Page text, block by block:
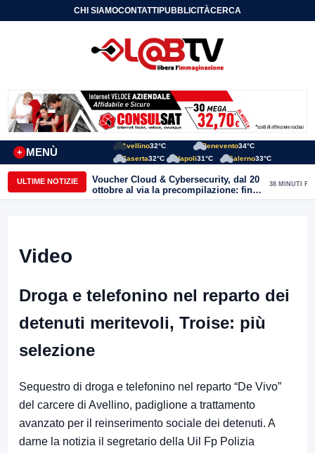
CHI SIAMOCONTATTIPUBBLICITÀCERCA
MENÙ
+
Avellino32°C Benevento34°C
Caserta32°C Napoli31°C Salerno33°C
ULTIME NOTIZIE
Voucher Cloud & Cybersecurity, dal 20
ottobre al via la precompilazione: fino
a 20mila euro a fondo perduto per
38 MINUTI FA
Video
Droga e telefonino nel reparto dei
detenuti meritevoli, Troise: più
selezione
Sequestro di droga e telefonino nel reparto “De Vivo”
del carcere di Avellino, padiglione a trattamento
avanzato per il reinserimento sociale dei detenuti. A
darne la notizia il segretario della Uil Fp Polizia